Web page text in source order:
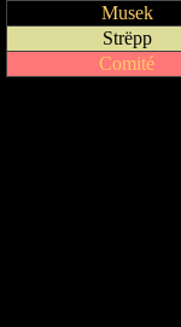
Musek
Strëpp
Comité